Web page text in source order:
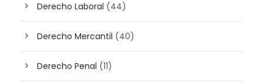
Derecho Laboral (44)
Derecho Mercantil (40)
Derecho Penal (11)